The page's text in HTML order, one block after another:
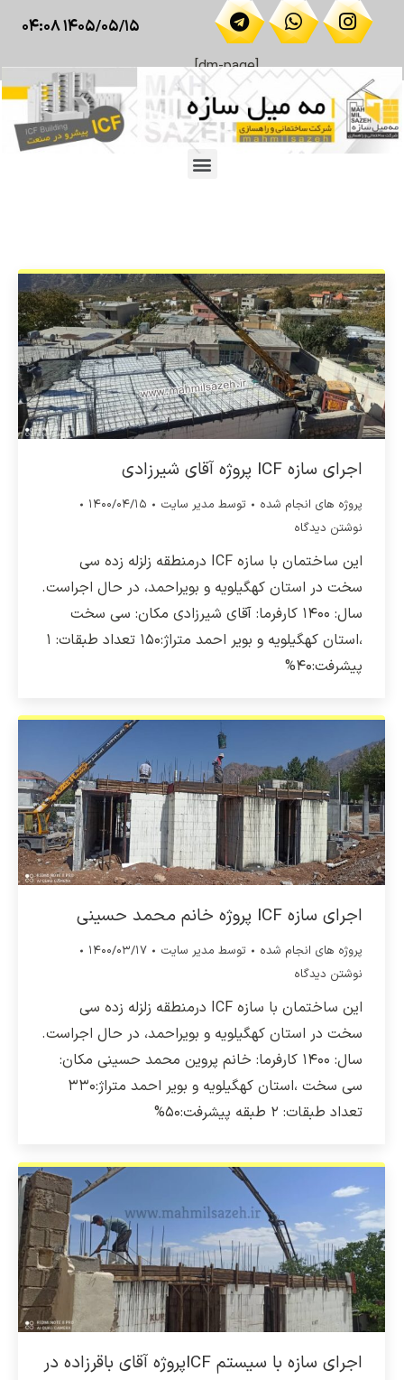
۱۴۰۵/۰۵/۱۵ ۰۴:۰۸
[dm-page]
اجرای سازه ICF پروژه آقای شیرزادی
پروژه های انجام شده توسط مدیر سایت
۱۴۰۰/۰۴/۱۵
نوشتن دیدگاه
این ساختمان با سازه ICF درمنطقه زلزله زده سی
سخت در استان کهگیلویه و بویراحمد، در حال اجراست.
سال: ۱۴۰۰ کارفرما: آقای شیرزادی مکان: سی سخت
،استان کهگیلویه و بویر احمد متراژ:۱۵۰ تعداد طبقات: ۱
پیشرفت:۴۰%
اجرای سازه ICF پروژه خانم محمد حسینی
پروژه های انجام شده توسط مدیر سایت
۱۴۰۰/۰۳/۱۷
نوشتن دیدگاه
این ساختمان با سازه ICF درمنطقه زلزله زده سی
سخت در استان کهگیلویه و بویراحمد، در حال اجراست.
سال: ۱۴۰۰ کارفرما: خانم پروین محمد حسینی مکان:
سی سخت ،استان کهگیلویه و بویر احمد متراژ:۳۳۰
تعداد طبقات: ۲ طبقه پیشرفت:۵۰%
اجرای سازه با سیستم ICFپروژه آقای باقرزاده در